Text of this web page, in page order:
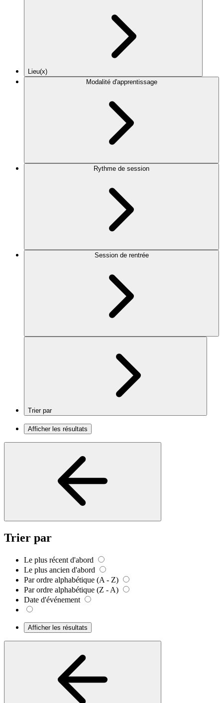
Lieu(x)
Modalité d'apprentissage
Rythme de session
Session de rentrée
Trier par
Afficher les résultats
Trier par
Le plus récent d'abord
Le plus ancien d'abord
Par ordre alphabétique (A - Z)
Par ordre alphabétique (Z - A)
Date d'événement
Afficher les résultats